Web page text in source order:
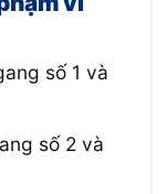
số 1 và
số 2 và